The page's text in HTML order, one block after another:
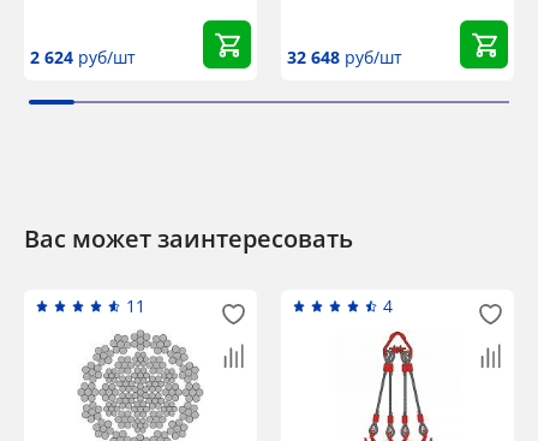
2 624 руб/шт 32 648 руб/шт
Вас может заинтересовать
11 4